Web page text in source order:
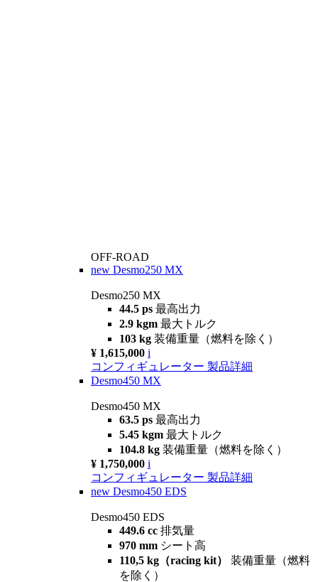
OFF-ROAD
new Desmo250 MX
Desmo250 MX
44.5 ps 最高出力
2.9 kgm 最大トルク
103 kg 装備重量（燃料を除く）
¥ 1,615,000 i
コンフィギュレーター 製品詳細
Desmo450 MX
Desmo450 MX
63.5 ps 最高出力
5.45 kgm 最大トルク
104.8 kg 装備重量（燃料を除く）
¥ 1,750,000 i
コンフィギュレーター 製品詳細
new Desmo450 EDS
Desmo450 EDS
449.6 cc 排気量
970 mm シート高
110,5 kg（racing kit） 装備重量（燃料
を除く）